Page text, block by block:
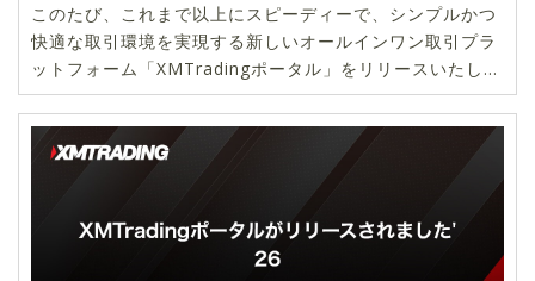
このたび、これまで以上にスピーディーで、シンプルかつ
快適な取引環境を実現する新しいオールインワン取引プラ
ットフォーム「XMTradingポータル」をリリースいたしま
した。